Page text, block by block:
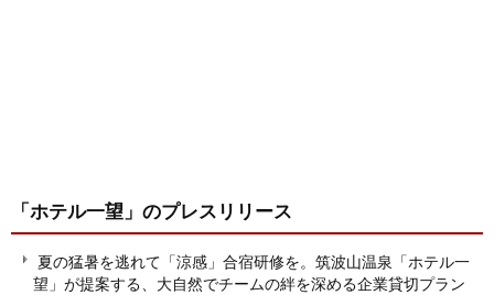
「ホテル一望」 のプレスリリース
夏の猛暑を逃れて「涼感」合宿研修を。筑波山温泉「ホテル一
望」が提案する、大自然でチームの絆を深める企業貸切プラン